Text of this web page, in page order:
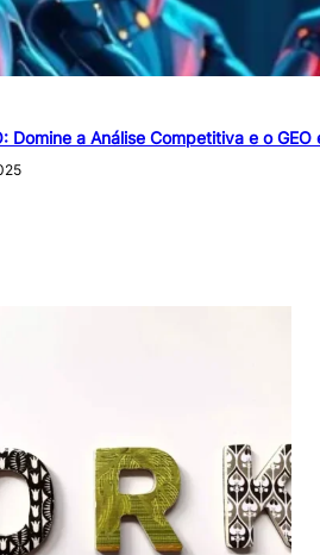
Domine a Análise Competitiva e o GEO